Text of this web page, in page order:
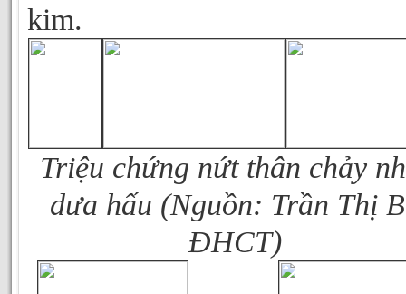
kim.
Triệu chứng nứt thân chảy
dưa hấu (Nguồn: Trần Thị
ĐHCT)